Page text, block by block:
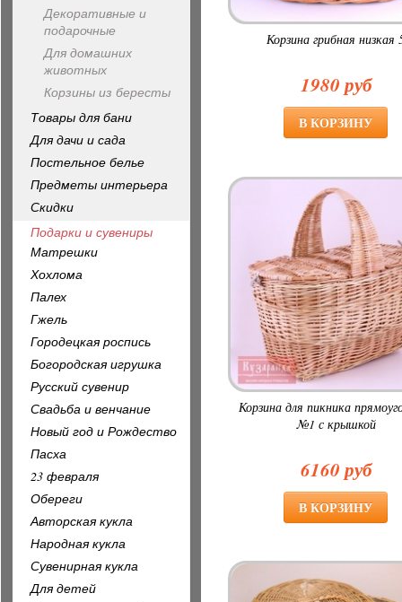
Корзина грибная низкая
1980 руб
Корзина для пикника
№1 с крышкой
6160 руб
Декоративные и
подарочные
Для домашних
животных
Корзины из бересты
Товары для бани
Для дачи и сада
Постельное белье
Предметы интерьера
Скидки
Подарки и сувениры
Матрешки
Хохлома
Палех
Гжель
Городецкая роспись
Богородская игрушка
Русский сувенир
Свадьба и венчание
Новый год и Рождество
Пасха
23 февраля
Обереги
Авторская кукла
Народная кукла
Сувенирная кукла
Для детей